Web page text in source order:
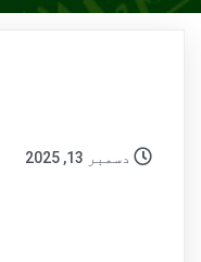
دسمبر 13, 2025